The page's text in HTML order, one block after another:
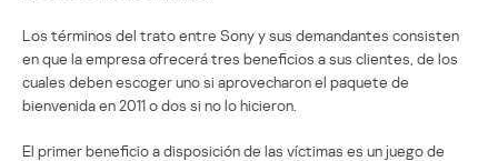
Los términos del trato entre Sony y sus demandantes consisten
en que la empresa ofrecerá tres beneficios a sus clientes, de los
cuales deben escoger uno si aprovecharon el paquete de
bienvenida en 2011 o dos si no lo hicieron.
El primer beneficio a disposición de las víctimas es un juego de